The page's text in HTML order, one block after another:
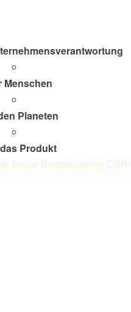
Menschen
Planeten
Produkt
Social Responsibility, CSR)